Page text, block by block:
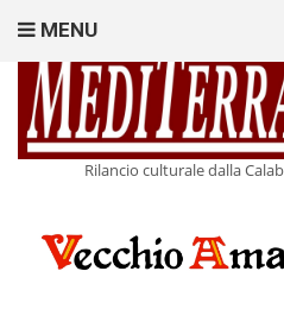
Rilancio culturale dalla
MENU